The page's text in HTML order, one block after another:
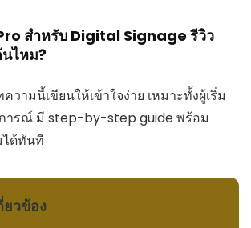
สำหรับ Digital Signage รีวิว
ไหม?
ามนี้เขียนให้เข้าใจง่าย เหมาะทั้งผู้เริ่ม
ารณ์ มี step-by-step guide พร้อม
ได้ทันที
วข้อง